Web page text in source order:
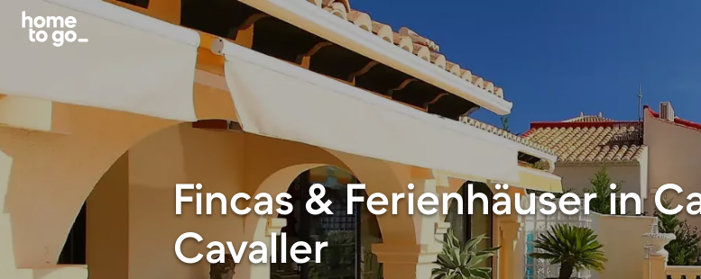
Fincas & Ferienhäuser in
Cavaller